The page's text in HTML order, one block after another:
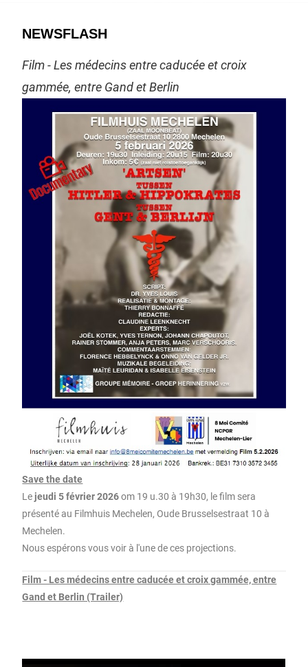
NEWSFLASH
Film - Les médecins entre caducée et croix
gammée, entre Gand et Berlin
Save the date
Le jeudi 5 février 2026om 19 u.30 à 19h30, le film sera
présenté au Filmhuis Mechelen, Oude Brusselsestraat 10 à
Mechelen.
Nous espérons vous voir à l'une de ces projections.
Film - Les médecins entre caducée et croix gammée, entre
Gand et Berlin (Trailer)